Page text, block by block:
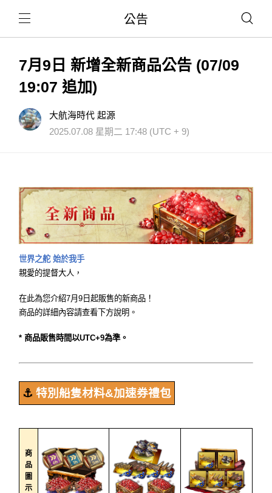
公告
7月9日 新增全新商品公告 (07/09
19:07 追加)
大航海時代 起源
2025.07.08 星期二 17:48 (UTC + 9)
世界之舵 始於我手
親愛的提督大人，
在此為您介紹7月9日起販售的新商品！
商品的詳細內容請查看下方說明。
* 商品販售時間以UTC+9為準。
⚓️特別船隻材料&加速券禮包
商
品
圖
示